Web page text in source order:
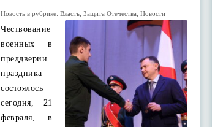
Новость в рубрике:Власть ,Защита Отечества ,Новости
Чествование
военных в
преддверии
праздника
состоялось
сегодня, 21
февраля, в